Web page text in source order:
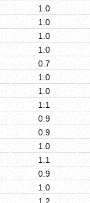
1.0
1.0
1.0
1.0
0.7
1.0
1.0
1.1
0.9
0.9
1.0
1.1
0.9
1.0
1.2